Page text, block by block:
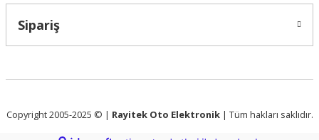
Sipariş
Copyright 2005-2025 © | Rayitek Oto Elektronik| Tüm hakları saklıdır.